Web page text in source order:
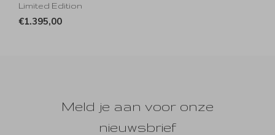
Limited Edition
€1.395,00
Meld je aan voor onze
nieuwsbrief